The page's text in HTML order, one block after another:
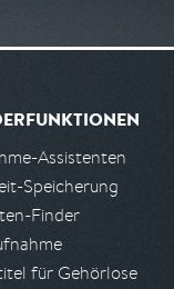
Assistenten
Speicherung
Finder
für Gehörlose